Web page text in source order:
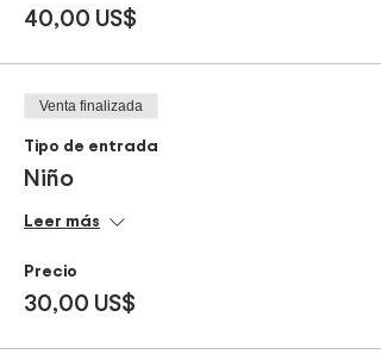
40,00 US$
Venta finalizada
Tipo de entrada
Niño
Leer más
Precio
30,00 US$